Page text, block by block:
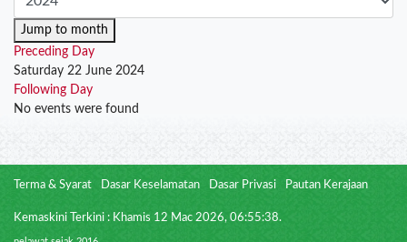
Jump to month
Preceding Day
Saturday 22 June 2024
Following Day
No events were found
Terma & Syarat Dasar Keselamatan Dasar Privasi Pautan Kerajaan
Kemaskini Terkini : Khamis 12 Mac 2026, 06:55:38.